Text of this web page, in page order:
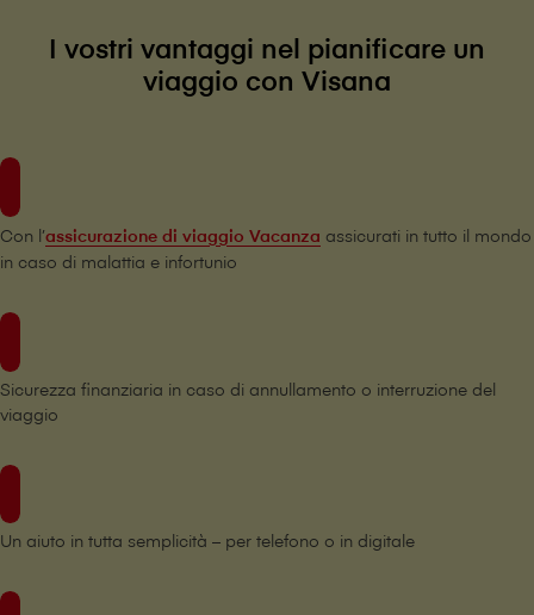
I vostri vantaggi nel pianificare un
viaggio con V⁠i⁠s⁠a⁠n⁠a
Con l’assicurazione di viaggio Vacanza assicurati in tutto il mondo
in caso di malattia e infortunio
Sicurezza finanziaria in caso di annullamento o interruzione del
viaggio
Un aiuto in tutta semplicità – per telefono o in digitale